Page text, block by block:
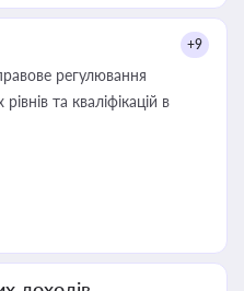
+9
регулювання
та кваліфікацій в